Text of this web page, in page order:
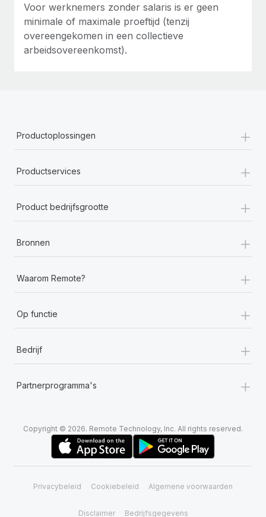
Voor werknemers zonder salaris is er geen
minimale of maximale proeftijd (tenzij
overeengekomen in een collectieve
arbeidsovereenkomst).
Productoplossingen +
Productservices +
Product bedrijfsgrootte +
Bronnen +
Waarom Remote? +
Op functie +
Bedrijf +
Partnerprogramma's +
Copyright © 2026. Remote Technology, Inc. All rights reserved.
Privacybeleid Cookiebeleid Algemene voorwaarden
Disclaimer Bedrijfsgegevens